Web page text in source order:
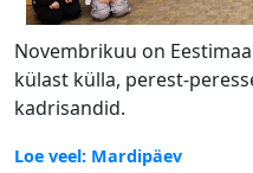
Novembrikuu on
külast külla, perest-
kadrisandid.
Loe veel: Mardipäev